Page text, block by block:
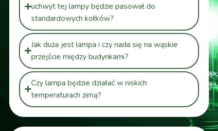
uchwyt tej lampy będzie pasował do
standardowych kołków?
Jak duża jest lampa i czy nada się na wąskie
przejście między budynkami?
Czy lampa będzie działać w niskich
temperaturach zimą?